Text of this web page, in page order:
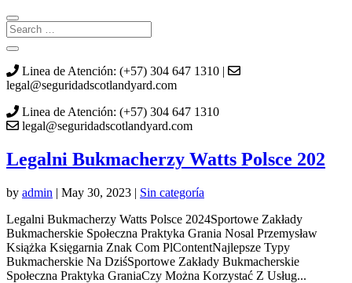
Linea de Atención: (+57) 304 647 1310 |
legal@seguridadscotlandyard.com
Linea de Atención: (+57) 304 647 1310
legal@seguridadscotlandyard.com
Legalni Bukmacherzy Watts Polsce 202
by admin | May 30, 2023 | Sin categoría
Legalni Bukmacherzy Watts Polsce 2024Sportowe Zakłady
Bukmacherskie Społeczna Praktyka Grania Nosal Przemysław
Książka Księgarnia Znak Com PlContentNajlepsze Typy
Bukmacherskie Na DziśSportowe Zakłady Bukmacherskie
Społeczna Praktyka GraniaCzy Można Korzystać Z Usług...